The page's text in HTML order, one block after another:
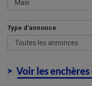
Type d'annonce